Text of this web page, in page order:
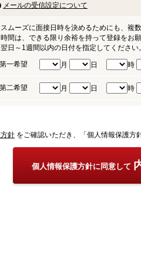
メールの受信設定について
ムーズに面接日時を決めるためにも、複
間は、できる限り余裕を持って登録をお願
日～1週間以内の日付を指定してください。
第一希望
月 日 時
第二希望 月 日 時
針 をご確認いただき、「個人情報保護方
個人情報保護方針に同意して